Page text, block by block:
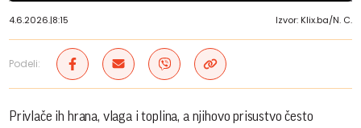
4.6.2026.|8:15 Izvor: Klix.ba/N. C.
Podeli:
Privlače ih hrana, vlaga i toplina, a njihovo prisustvo često